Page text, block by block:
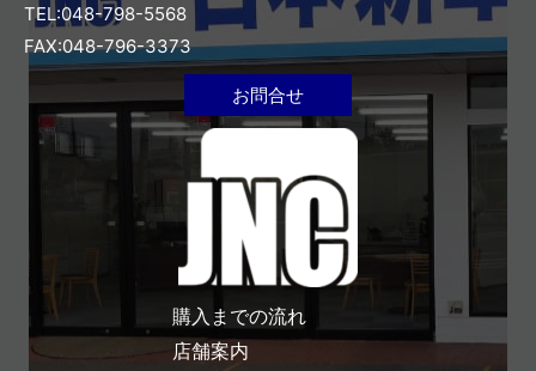
TEL:048-798-5568
FAX:048-796-3373
お問合せ
購入までの流れ
店舗案内